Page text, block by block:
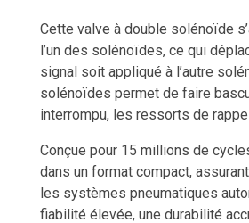
Cette valve à double solénoïde
l’un des solénoïdes, ce qui
signal soit appliqué à l’autre
solénoïdes permet de faire
interrompu, les ressorts de
Conçue pour 15 millions de
dans un format compact,
les systèmes pneumatiques
fiabilité élevée, une durabilité